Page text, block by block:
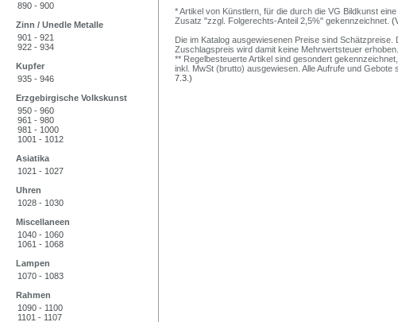
890 - 900
Zinn / Unedle Metalle
901 - 921
922 - 934
Kupfer
935 - 946
Erzgebirgische Volkskunst
950 - 960
961 - 980
981 - 1000
1001 - 1012
Asiatika
1021 - 1027
Uhren
1028 - 1030
Miscellaneen
1040 - 1060
1061 - 1068
Lampen
1070 - 1083
Rahmen
1090 - 1100
1101 - 1107
* Artikel von Künstlern, für die durch die VG Bildkunst
Zusatz "zzgl. Folgerechts-Anteil 2,5%" gekennzeichnet.
Die im Katalog ausgewiesenen Preise sind
Zuschlagspreis wird damit keine Mehrwertsteuer erhoben.
** Regelbesteuerte Artikel sind gesondert
inkl. MwSt (brutto) ausgewiesen. Alle Aufrufe und Gebote
7.3.)